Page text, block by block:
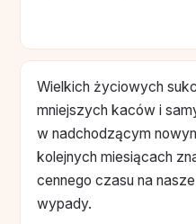
Wielkich życiowych
mniejszych kaców i
w nadchodzącym
kolejnych miesiącach
cennego czasu na
wypady.